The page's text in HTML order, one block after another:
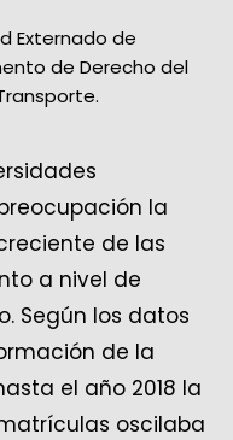
Externado de
de Derecho del
la
de las
a nivel de
Según los datos
de la
el año 2018 la
oscilaba